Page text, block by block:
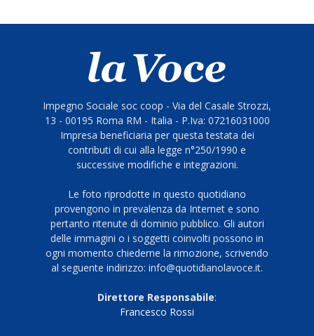
Impegno Sociale soc coop - Via del Casale Strozzi,
13 - 00195 Roma RM - Italia - P.Iva: 07216031000
Impresa beneficiaria per questa testata dei
contributi di cui alla legge n°250/1990 e
successive modifiche e integrazioni.
Le foto riprodotte in questo quotidiano
provengono in prevalenza da Internet e sono
pertanto ritenute di dominio pubblico. Gli autori
delle immagini o i soggetti coinvolti possono in
ogni momento chiederne la rimozione, scrivendo
al seguente indirizzo: info@quotidianolavoce.it.
Direttore Responsabile:
Francesco Rossi